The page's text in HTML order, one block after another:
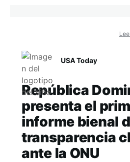
USA Today
República
presenta el
informe bienal
transparencia
ante la ONU